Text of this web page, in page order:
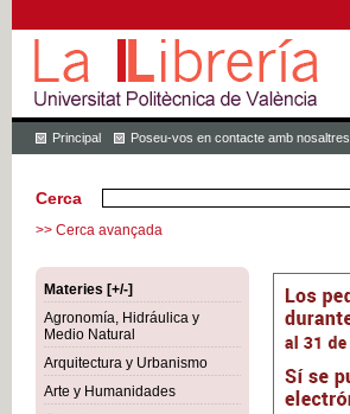
Principal Poseu-vos en contacte amb nosaltres
Cerca
>> Cerca avançada
Materies [+/-]
Agronomía, Hidráulica y
Medio Natural
Arquitectura y Urbanismo
Arte y Humanidades